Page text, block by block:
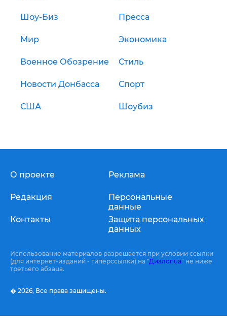
Шоу-Биз Пресса
Мир Экономика
Военное Обозрение Стиль
Новости Донбасса Спорт
США Шоубиз
О проекте
Редакция
Контакты
Реклама
Персональные
данные
Защита персональных
данных
Использование материалов разрешается при условии ссылки
(для интернет-изданий - гиперссылки) на "Диалог.ua" не ниже
третьего абзаца.
� 2026, Все права защищены.